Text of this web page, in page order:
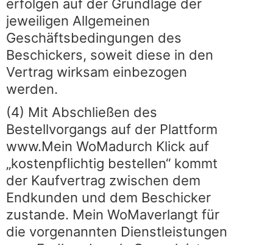
erfolgen auf der Grundlage der
jeweiligen Allgemeinen
Geschäftsbedingungen des
Beschickers, soweit diese in den
Vertrag wirksam einbezogen
werden.
(4) Mit Abschließen des
Bestellvorgangs auf der Plattform
www.Mein WoMadurch Klick auf
„kostenpflichtig bestellen“ kommt
der Kaufvertrag zwischen dem
Endkunden und dem Beschicker
zustande. Mein WoMaverlangt für
die vorgenannten Dienstleistungen